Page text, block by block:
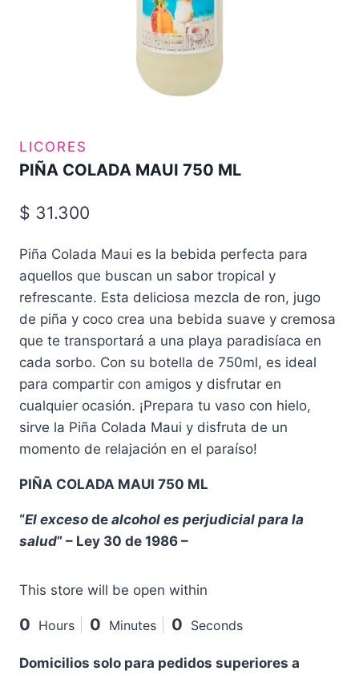
LICORES
PIÑA COLADA MAUI 750 ML
$ 31.300
Piña Colada Maui es la bebida perfecta para
aquellos que buscan un sabor tropical y
refrescante. Esta deliciosa mezcla de ron, jugo
de piña y coco crea una bebida suave y cremosa
que te transportará a una playa paradisíaca en
cada sorbo. Con su botella de 750ml, es ideal
para compartir con amigos y disfrutar en
cualquier ocasión. ¡Prepara tu vaso con hielo,
sirve la Piña Colada Maui y disfruta de un
momento de relajación en el paraíso!
PIÑA COLADA MAUI 750 ML
“El exceso de alcohol es perjudicial para la
salud” – Ley 30 de 1986 –
This store will be open within
0 Hours 0 Minutes 0 Seconds
Domicilios solo para pedidos superiores a